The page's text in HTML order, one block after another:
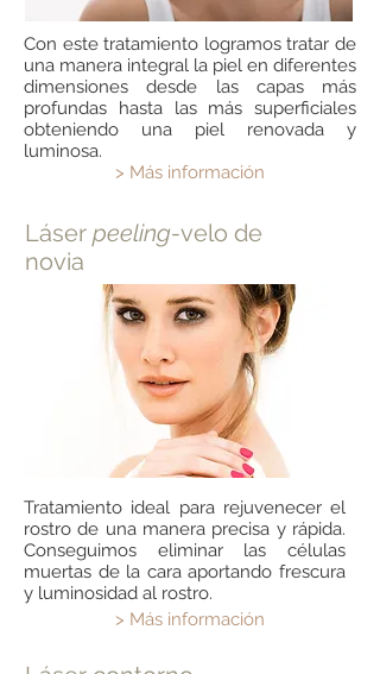
Con este tratamiento logramos tratar de
una manera integral la piel en diferentes
dimensiones desde las capas más
profundas hasta las más superficiales
obteniendo una piel renovada y
luminosa.
> Más información
Láser peeling-velo de
novia
Tratamiento ideal para rejuvenecer el
rostro de una manera precisa y rápida.
Conseguimos eliminar las células
muertas de la cara aportando frescura
y luminosidad al rostro.
> Más información